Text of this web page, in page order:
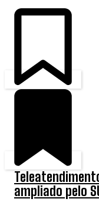
ampliado pelo